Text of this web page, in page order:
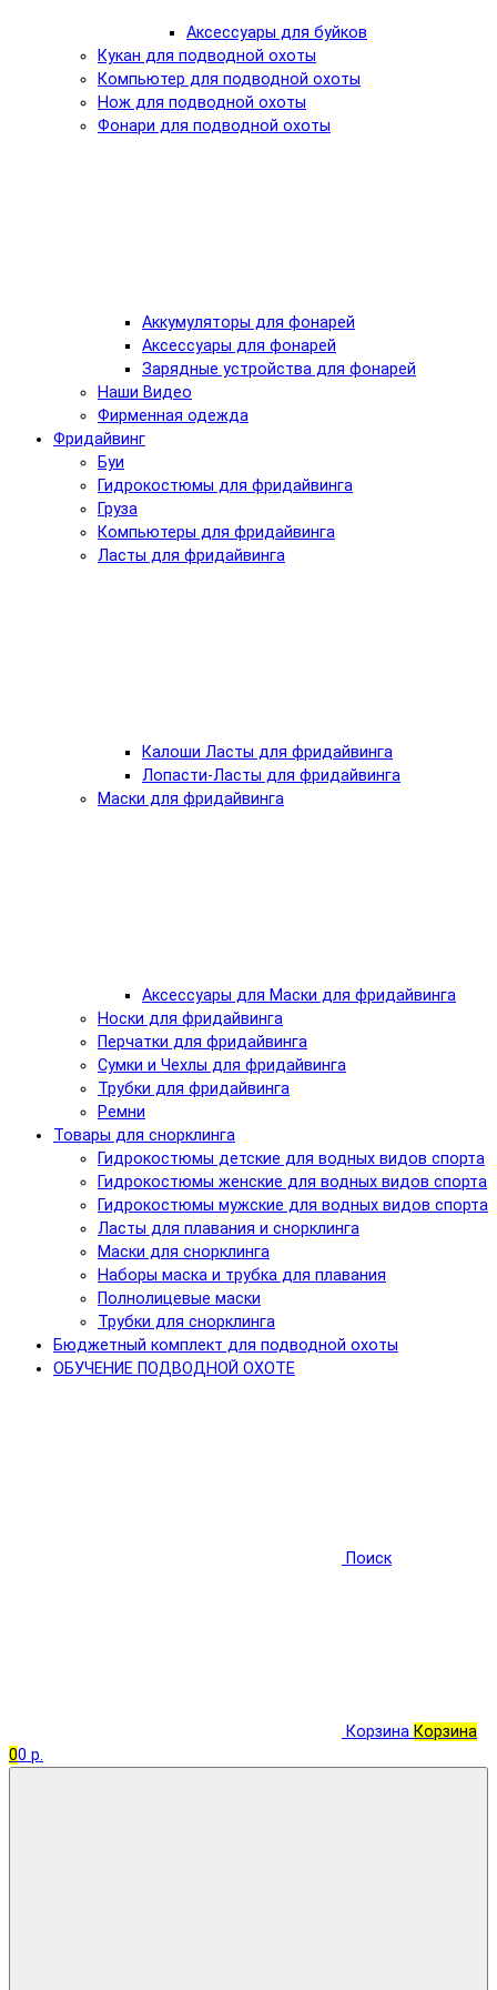
Аксессуары для буйков
Кукан для подводной охоты
Компьютер для подводной охоты
Нож для подводной охоты
Фонари для подводной охоты
Аккумуляторы для фонарей
Аксессуары для фонарей
Зарядные устройства для фонарей
Наши Видео
Фирменная одежда
Фридайвинг
Буи
Гидрокостюмы для фридайвинга
Груза
Компьютеры для фридайвинга
Ласты для фридайвинга
Калоши Ласты для фридайвинга
Лопасти-Ласты для фридайвинга
Маски для фридайвинга
Аксессуары для Маски для фридайвинга
Носки для фридайвинга
Перчатки для фридайвинга
Сумки и Чехлы для фридайвинга
Трубки для фридайвинга
Ремни
Товары для снорклинга
Гидрокостюмы детские для водных видов спорта
Гидрокостюмы женские для водных видов спорта
Гидрокостюмы мужские для водных видов спорта
Ласты для плавания и снорклинга
Маски для снорклинга
Наборы маска и трубка для плавания
Полнолицевые маски
Трубки для снорклинга
Бюджетный комплект для подводной охоты
ОБУЧЕНИЕ ПОДВОДНОЙ ОХОТЕ
Поиск
Корзина Корзина
00 р.